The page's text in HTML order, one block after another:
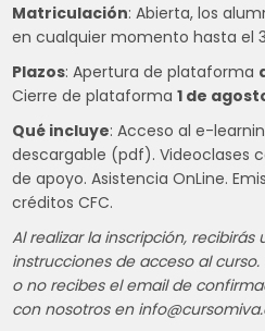
Matriculación: Abierta, los
en cualquier momento hasta el
Plazos: Apertura de plataforma
Cierre de plataforma1 de
Qué incluye: Acceso al e-
descargable (pdf). Videoclases
de apoyo. Asistencia OnLine.
créditos CFC.
Al realizar la inscripción, recibirás
instrucciones de acceso al
o no recibes el email de
con nosotros en